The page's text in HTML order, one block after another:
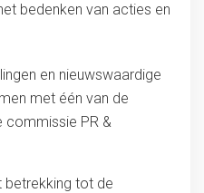
bedenken van acties en
en nieuwswaardige
met één van de
commissie PR &
betrekking tot de